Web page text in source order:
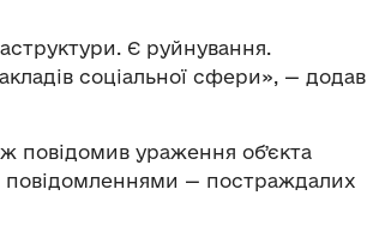
Є руйнування.
соціальної сфери», — додав
повідомив ураження обʼєкта
повідомленнями — постраждалих